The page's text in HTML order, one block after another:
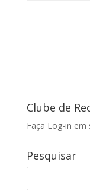
Clube de
Faça Log-in em
Pesquisar